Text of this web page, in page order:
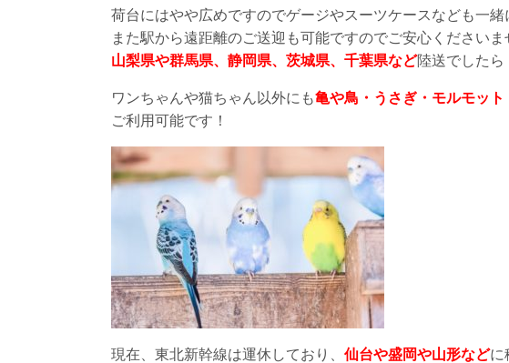
荷台にはやや広めですのでゲージやスーツケースなども一緒
また駅から遠距離のご送迎も可能ですのでご安心くださいま
山梨県や群馬県、静岡県、茨城県、千葉県など陸送でしたら
ワンちゃんや猫ちゃん以外にも亀や鳥・うさぎ・モルモット
ご利用可能です！
現在、東北新幹線は運休しており、 仙台や盛岡や山形などに